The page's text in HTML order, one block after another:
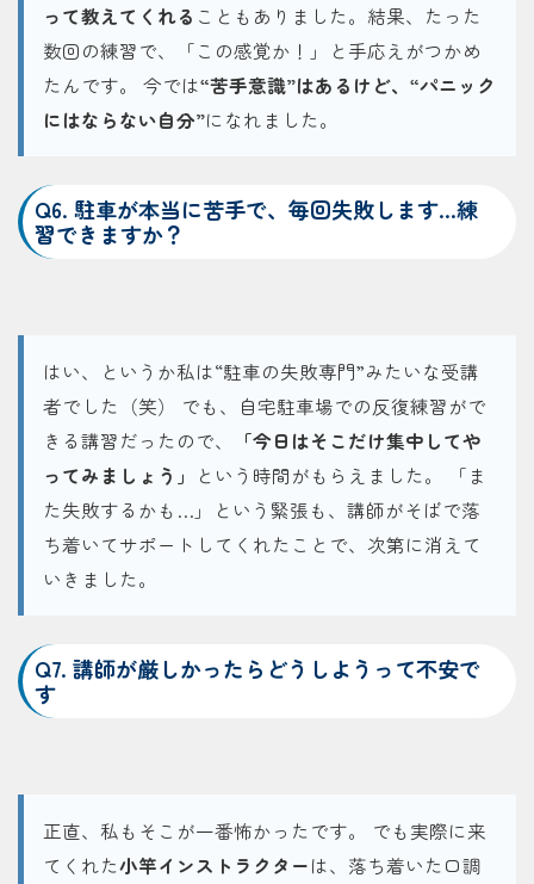
って教えてくれる こともありました。結果、たった
数回の練習で、「この感覚か！」と手応えがつかめ
たんです。 今では“苦手意識”はあるけど、“パニック
にはならない自分”になれました。
Q6. 駐車が本当に苦手で、毎回失敗します…練
習できますか？
はい、というか私は“駐車の失敗専門”みたいな受講
者でした（笑） でも、自宅駐車場での反復練習がで
きる講習だったので、
「今日はそこだけ集中してや
ってみましょう」
という時間がもらえました。 「ま
た失敗するかも…」という緊張も、講師がそばで落
ち着いてサポートしてくれたことで、次第に消えて
いきました。
Q7. 講師が厳しかったらどうしようって不安で
す
正直、私もそこが一番怖かったです。 でも実際に来
てくれた小竿インストラクターは、落ち着いた口調